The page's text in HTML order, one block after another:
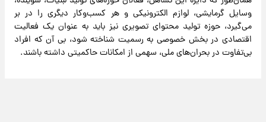
وسایل گرمایشی، لوازم الکترونیکی و هر کسب‌وکار دیگری را در بر
می‌گیرد، حوزه تولید محتوای تصویری نیز باید به عنوان یک فعالیت
اقتصادی در بخش خصوصی به رسمیت شناخته شود، بی آن که افراد
بی‌تفاوت در بحران‌های ملی، سهمی از امکانات حاکمیتی داشته باشند.